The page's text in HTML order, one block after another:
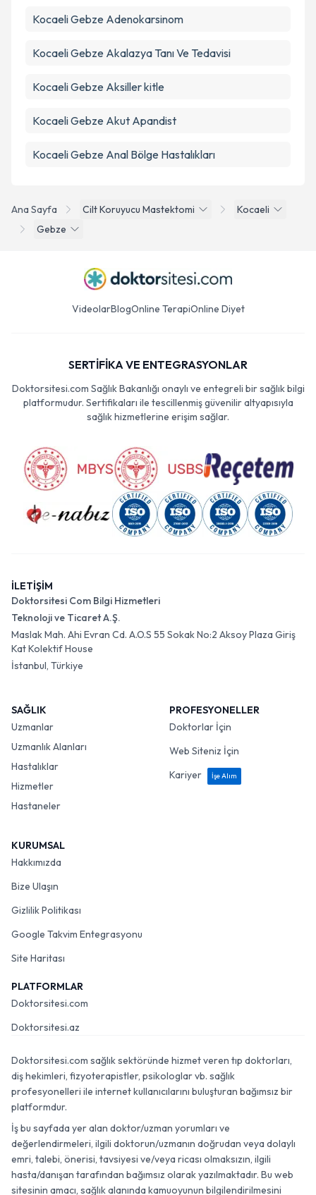
Ana Sayfa Cilt Koruyucu Mastektomi
Kocaeli
Gebze
Kocaeli Gebze Adenokarsinom
Kocaeli Gebze Akalazya Tanı Ve Tedavisi
Kocaeli Gebze Aksiller kitle
Kocaeli Gebze Akut Apandist
Kocaeli Gebze Anal Bölge Hastalıkları
VideolarBlogOnline TerapiOnline Diyet
SERTİFİKA VE ENTEGRASYONLAR
Doktorsitesi.com Sağlık Bakanlığı onaylı ve entegreli bir sağlık bilgi
platformudur. Sertifikaları ile tescillenmiş güvenilir altyapısıyla
sağlık hizmetlerine erişim sağlar.
İLETİŞİM
Doktorsitesi Com Bilgi Hizmetleri
Teknoloji ve Ticaret A.Ş.
Maslak Mah. Ahi Evran Cd. A.O.S 55 Sokak No:2 Aksoy Plaza Giriş
Kat Kolektif House
İstanbul, Türkiye
SAĞLIK
Uzmanlar
Uzmanlık Alanları
Hastalıklar
Hizmetler
Hastaneler
PROFESYONELLER
Doktorlar İçin
Web Siteniz İçin
Kariyer
İşe Alım
KURUMSAL
Hakkımızda
Bize Ulaşın
Gizlilik Politikası
Google Takvim Entegrasyonu
Site Haritası
PLATFORMLAR
Doktorsitesi.com
Doktorsitesi.az
Doktorsitesi.com sağlık sektöründe hizmet veren tıp doktorları,
diş hekimleri, fizyoterapistler, psikologlar vb. sağlık
profesyonelleri ile internet kullanıcılarını buluşturan bağımsız bir
platformdur.
İş bu sayfada yer alan doktor/uzman yorumları ve
değerlendirmeleri, ilgili doktorun/uzmanın doğrudan veya dolaylı
emri, talebi, önerisi, tavsiyesi ve/veya ricası olmaksızın, ilgili
hasta/danışan tarafından bağımsız olarak yazılmaktadır. Bu web
sitesinin amacı, sağlık alanında kamuoyunun bilgilendirilmesini